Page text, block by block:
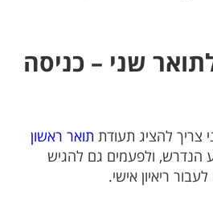
שני – כניסה
צריך להציג תעודת תואר ראשון
הנדרש, ולפעמים גם להגיש
ריאיון אישי.